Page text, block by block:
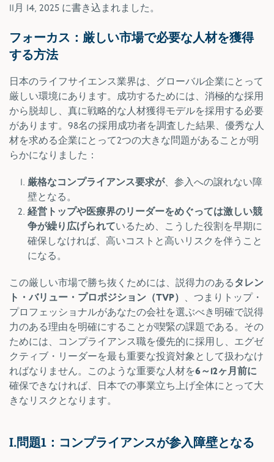
11月 14, 2025 に書き込まれました。
フォーカス：厳しい市場で必要な人材を獲得
する方法
日本のライフサイエンス業界は、グローバル企業にとって
厳しい環境にあります。成功するためには、消極的な採用
から脱却し、真に戦略的な人材獲得モデルを採用する必要
があります。98名の採用成功者を調査した結果、優秀な人
材を求める企業にとって2つの大きな問題があることが明
らかになりました：
厳格なコンプライアンス要求が、参入への譲れない障
壁となる。
経営トップや医療界のリーダーをめぐっては激しい競
争が繰り広げられているため、こうした役割を早期に
確保しなければ、高いコストと高いリスクを伴うこと
になる。
この厳しい市場で勝ち抜くためには、説得力のあるタレン
ト・バリュー・プロポジション（TVP）
、つまりトップ・
プロフェッショナルがあなたの会社を選ぶべき明確で説得
力のある理由を明確にすることが喫緊の課題である。その
ためには、コンプライアンス職を優先的に採用し、エグゼ
クティブ・リーダーを最も重要な投資対象として扱わなけ
ればなりません。このような重要な人材を6～12ヶ月前に
確保できなければ、日本での事業立ち上げ全体にとって大
きなリスクとなります。
I.問題1：コンプライアンスが参入障壁となる